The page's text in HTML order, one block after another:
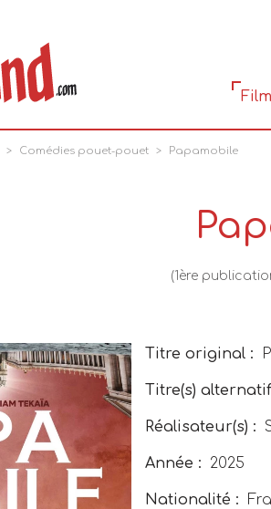
Comédies pouet-pouet Papamobile
(1ère
Titre original :
Titre(s)
Réalisateur(s) :
Année : 2025
Nationalité :